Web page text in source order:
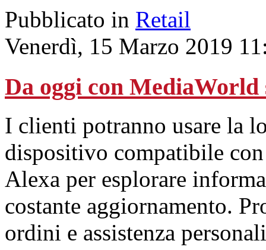
Pubblicato in Retail
Venerdì, 15 Marzo 2019
Da oggi con MediaWorld
I clienti potranno usare la
dispositivo compatibile
Alexa per esplorare
costante aggiornamento.
ordini e assistenza